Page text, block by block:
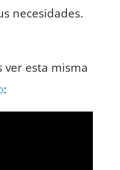
necesidades.
ver esta misma
: